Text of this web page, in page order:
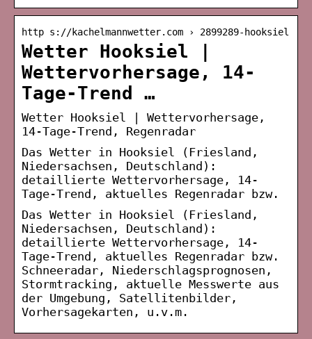
http s://kachelmannwetter.com › 2899289-hooksiel
Wetter Hooksiel |
Wettervorhersage, 14-
Tage-Trend …
Wetter Hooksiel | Wettervorhersage,
14-Tage-Trend, Regenradar
Das Wetter in Hooksiel (Friesland,
Niedersachsen, Deutschland):
detaillierte Wettervorhersage, 14-
Tage-Trend, aktuelles Regenradar bzw.
Das Wetter in Hooksiel (Friesland,
Niedersachsen, Deutschland):
detaillierte Wettervorhersage, 14-
Tage-Trend, aktuelles Regenradar bzw.
Schneeradar, Niederschlagsprognosen,
Stormtracking, aktuelle Messwerte aus
der Umgebung, Satellitenbilder,
Vorhersagekarten, u.v.m.